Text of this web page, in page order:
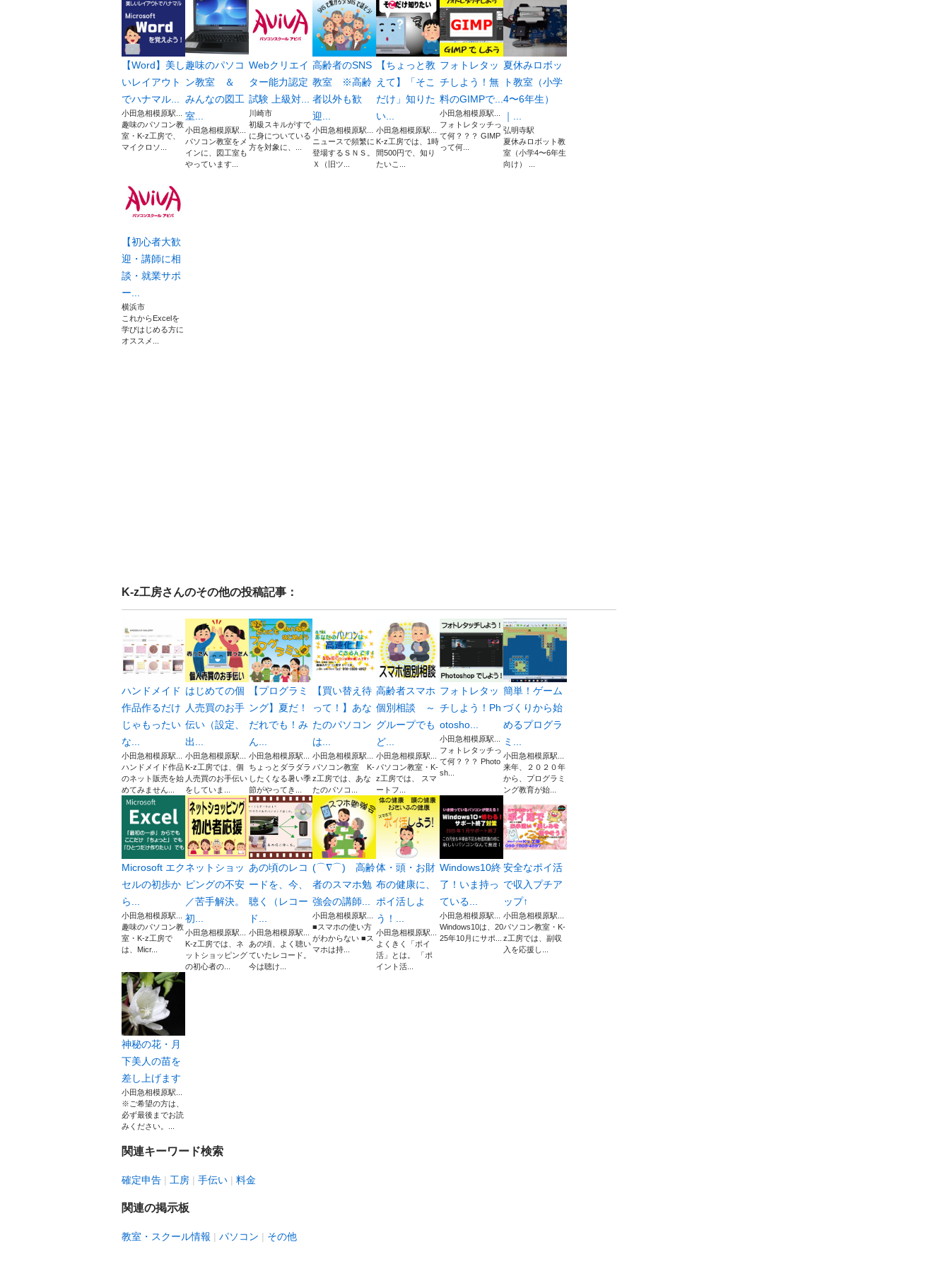
【Word】美し
いレイアウト
でハナマル...
小田急相模原駅...
趣味のパソコン教
室・K-z工房で、
マイクロソ...
趣味のパソコ
ン教室 ＆
みんなの図工
室...
小田急相模原駅...
パソコン教室をメ
インに、図工室も
やっています...
Webクリエイ
ター能力認定
試験 上級対...
川崎市
初級スキルがすで
に身についている
方を対象に、...
高齢者のSNS
教室 ※高齢
者以外も歓
迎...
小田急相模原駅...
ニュースで頻繁に
登場するＳＮＳ。
Ｘ（旧ツ...
【ちょっと教
えて】「そこ
だけ」知りた
い...
小田急相模原駅...
K-z工房では、1時
間500円で、知り
たいこ...
フォトレタッ
チしよう！無
料のGIMPで...
小田急相模原駅...
フォトレタッチっ
て何？？？ GIMP
って何...
夏休みロボッ
ト教室（小学
4〜6年生）
｜...
弘明寺駅
夏休みロボット教
室（小学4〜6年生
向け） ...
【初心者大歓
迎・講師に相
談・就業サポ
ー...
横浜市
これからExcelを
学びはじめる方に
オススメ...
K-z工房さんのその他の投稿記事：
ハンドメイド
作品作るだけ
じゃもったい
な...
小田急相模原駅...
ハンドメイド作品
のネット販売を始
めてみません...
はじめての個
人売買のお手
伝い（設定、
出...
小田急相模原駅...
K-z工房では、個
人売買のお手伝い
をしていま...
【プログラミ
ング】夏だ！
だれでも！み
ん...
小田急相模原駅...
ちょっとダラダラ
したくなる暑い季
節がやってき...
【買い替え待
って！】あな
たのパソコン
は...
小田急相模原駅...
パソコン教室 K-
z工房では、あな
たのパソコ...
高齢者スマホ
個別相談 ～
グループでも
ど...
小田急相模原駅...
パソコン教室・K-
z工房では、 スマ
ートフ...
フォトレタッ
チしよう！Ph
otosho...
小田急相模原駅...
フォトレタッチっ
て何？？？ Photo
sh...
簡単！ゲーム
づくりから始
めるプログラ
ミ...
小田急相模原駅...
来年、２０２０年
から、プログラミ
ング教育が始...
Microsoft エク
セルの初歩か
ら...
小田急相模原駅...
趣味のパソコン教
室・K-z工房で
は、Micr...
ネットショッ
ピングの不安
／苦手解決。
初...
小田急相模原駅...
K-z工房では、ネ
ットショッピング
の初心者の...
あの頃のレコ
ードを、今、
聴く（レコー
ド...
小田急相模原駅...
あの頃、よく聴い
ていたレコード。
今は聴け...
(⌒∇⌒) 高齢
者のスマホ勉
強会の講師...
小田急相模原駅...
■スマホの使い方
がわからない ■ス
マホは持...
体・頭・お財
布の健康に、
ポイ活しよ
う！...
小田急相模原駅...
よくきく「ポイ
活」とは。 「ポ
イント活...
Windows10終
了！いま持っ
ている...
小田急相模原駅...
Windows10は、20
25年10月にサポ...
安全なポイ活
で収入プチア
ップ↑
小田急相模原駅...
パソコン教室・K-
z工房では、副収
入を応援し...
神秘の花・月
下美人の苗を
差し上げます
小田急相模原駅...
※ご希望の方は、
必ず最後までお読
みください。...
関連キーワード検索
確定申告 工房 手伝い 料金
関連の掲示板
教室・スクール情報 パソコン その他